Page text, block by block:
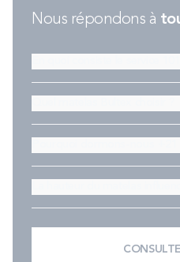
Nous répondons à